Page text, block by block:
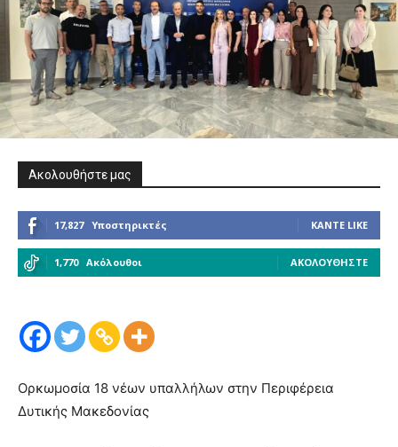
Ακολουθήστε μας
17,827 Υποστηρικτές ΚΆΝΤΕ LIKE
1,770 Ακόλουθοι ΑΚΟΛΟΥΘΉΣΤΕ
Ορκωμοσία 18 νέων υπαλλήλων στην Περιφέρεια
Δυτικής Μακεδονίας